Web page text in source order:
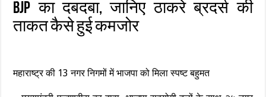
BJP का दबदबा, जानिए ठाकरे ब्रदर्स की
ताकत कैसे हुई कमजोर
महाराष्ट्र की 13 नगर निगमों में भाजपा को मिला स्पष्ट बहुमत